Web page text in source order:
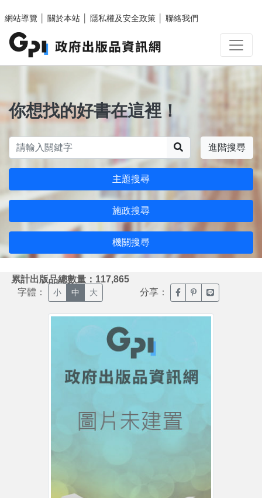
網站導覽
關於本站 隱私權及安全政策 聯絡我們
你想找的好書在這裡！
進階搜尋
主題搜尋
施政搜尋
機關搜尋
累計出版品總數量：117,865
字體： 小 中 大 分享： 臉書分享(另開新視窗)
噗浪分享(另開新
Line分享(另